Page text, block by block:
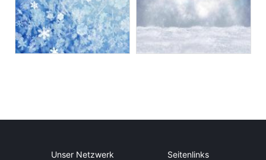
Unser Netzwerk Seitenlinks